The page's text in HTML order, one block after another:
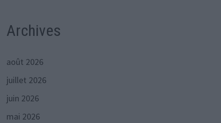
Archives
août 2026
juillet 2026
juin 2026
mai 2026